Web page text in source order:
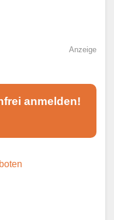
Anzeige
anmelden!
zur